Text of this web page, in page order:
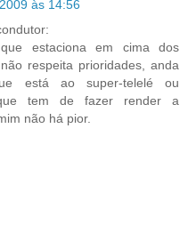
às 14:56
que estaciona em cima dos
respeita prioridades, anda
está ao super-telelé ou
tem de fazer render a
não há pior.